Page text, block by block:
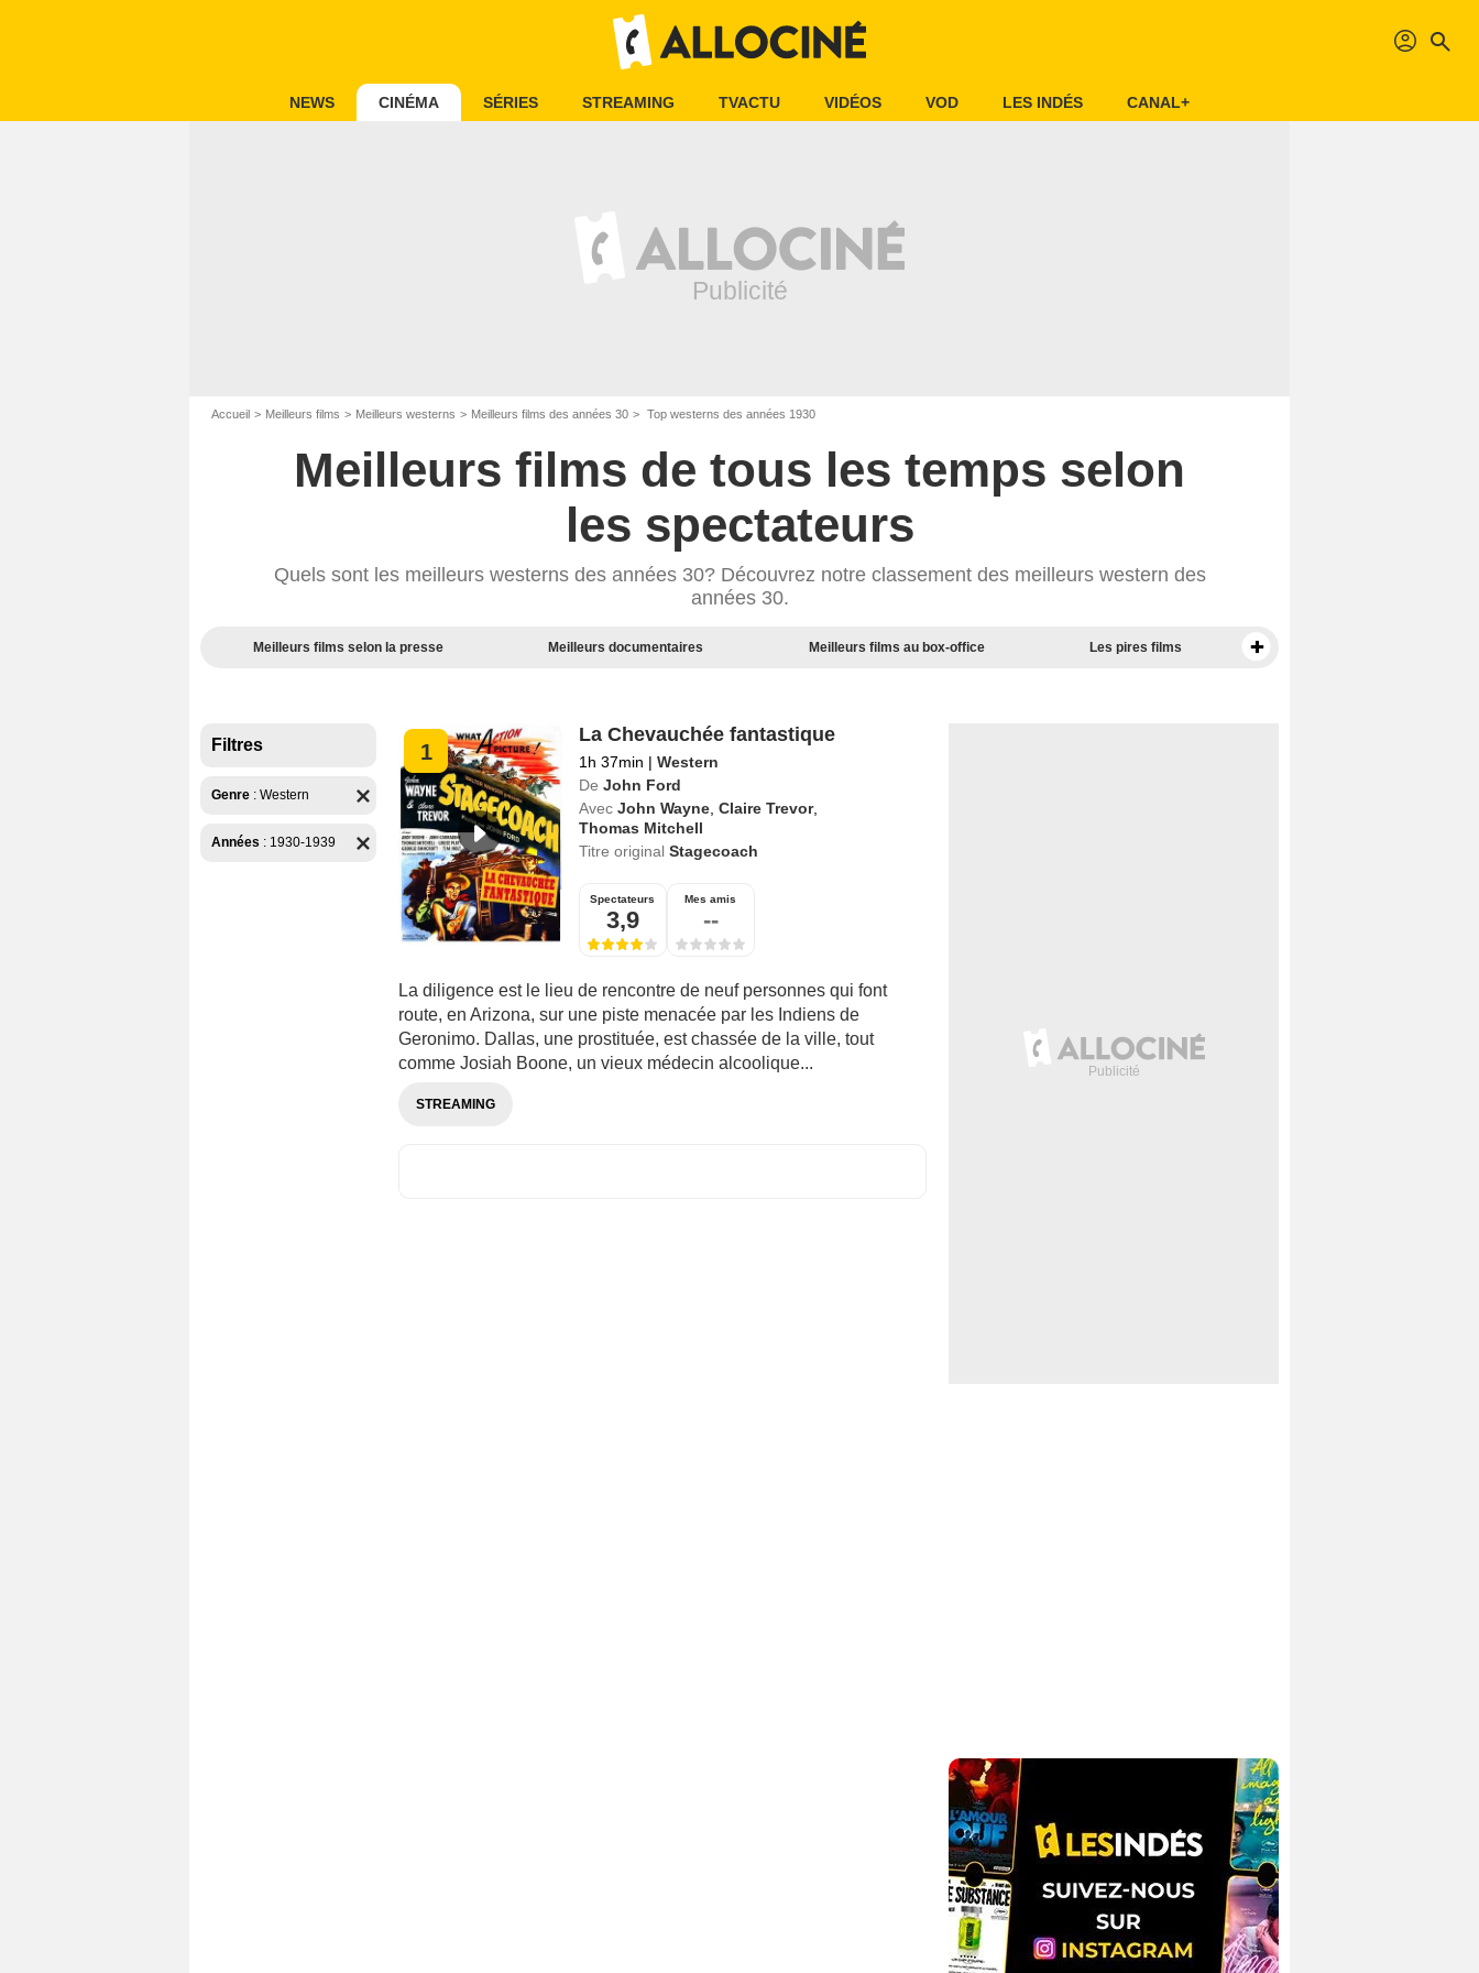
profil search
NEWS CINÉMA SÉRIES STREAMING TVACTU VIDÉOS VOD LES INDÉS CANAL+
Accueil Meilleurs films Meilleurs westerns Meilleurs films des années 30 Top westerns des années 1930
Meilleurs films de tous les temps selon
les spectateurs
Quels sont les meilleurs westerns des années 30? Découvrez notre classement des meilleurs western des
années 30.
Meilleurs films selon la presse Meilleurs documentaires Meilleurs films au box-office Les pires films
Filtres
Genre : Western
Années : 1930-1939
1
La Chevauchée fantastique
1h 37min | Western
De John Ford
Avec John Wayne, Claire Trevor,
Thomas Mitchell
Titre original Stagecoach
Spectateurs
3,9
Mes amis
--
La diligence est le lieu de rencontre de neuf personnes qui font
route, en Arizona, sur une piste menacée par les Indiens de
Geronimo. Dallas, une prostituée, est chassée de la ville, tout
comme Josiah Boone, un vieux médecin alcoolique...
STREAMING